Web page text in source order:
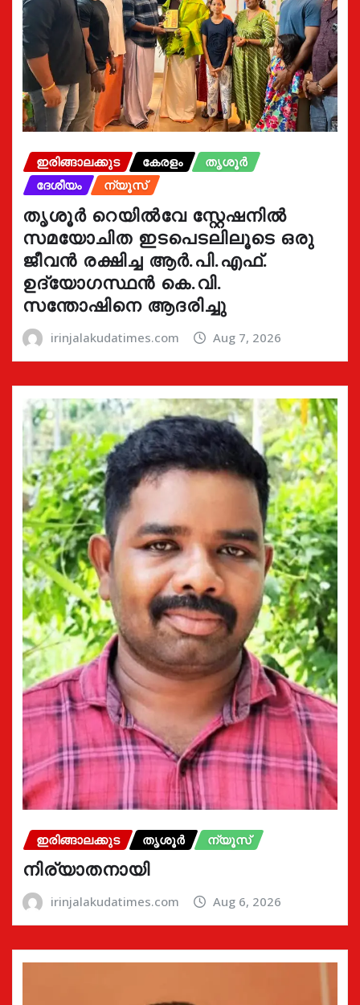
ഇരിങ്ങാലക്കുട കേരളം
തൃശൂർ
ദേശീയം
ന്യൂസ്
തൃശൂർ റെയിൽവേ സ്റ്റേഷനിൽ
സമയോചിത ഇടപെടലിലൂടെ ഒരു
ജീവൻ രക്ഷിച്ച ആർ.പി.എഫ്.
ഉദ്യോഗസ്ഥൻ കെ.വി.
സന്തോഷിനെ ആദരിച്ചു
irinjalakudatimes.com Aug 7, 2026
ഇരിങ്ങാലക്കുട തൃശൂർ ന്യൂസ്
നിര്യാതനായി
irinjalakudatimes.com Aug 6, 2026